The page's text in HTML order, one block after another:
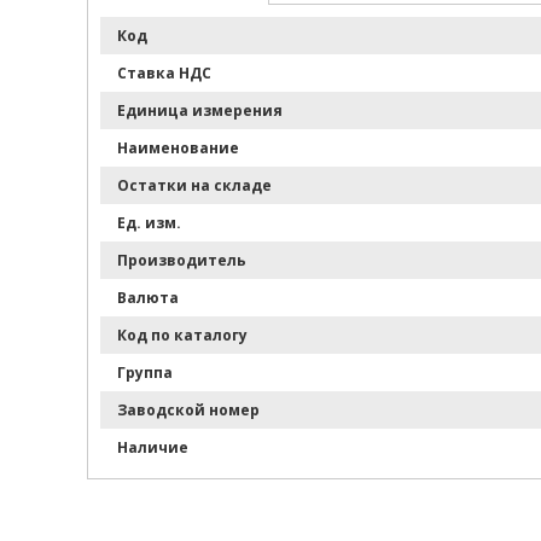
Тюнинг
Фильтры
Код
Ставка НДС
Единица измерения
Наименование
Остатки на складе
Ед. изм.
Производитель
Валюта
Код по каталогу
Группа
Заводской номер
Наличие